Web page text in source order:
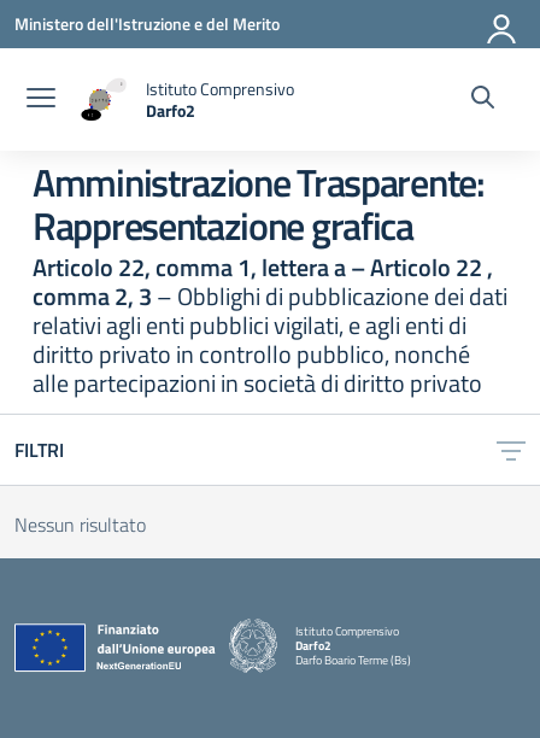
Vai ai contenuti
Vai al menu di navigazione
Vai al footer
Ministero dell'Istruzione e del Merito
Istituto Comprensivo
Darfo2
Amministrazione Trasparente:
Rappresentazione grafica
Articolo 22, comma 1, lettera a – Articolo 22 ,
comma 2, 3– Obblighi di pubblicazione dei dati
relativi agli enti pubblici vigilati, e agli enti di
diritto privato in controllo pubblico, nonché
alle partecipazioni in società di diritto privato
FILTRI
Nessun risultato
Istituto Comprensivo
Darfo2
Darfo Boario Terme (Bs)